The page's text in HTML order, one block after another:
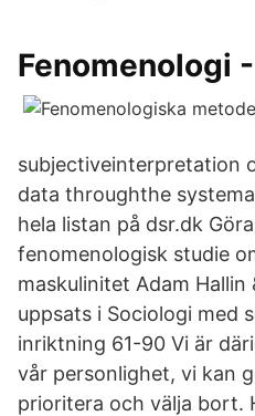
Fenomenologi
subjectiveinterpretation
data throughthe
hela listan på dsr.dk
fenomenologisk studie
maskulinitet Adam Hallin
uppsats i Sociologi med
inriktning 61-90 Vi är
vår personlighet, vi kan
prioritera och välja bort.